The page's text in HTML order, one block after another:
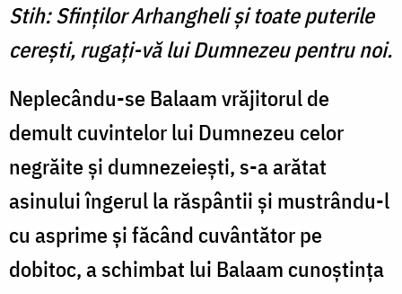
Stih: Sfinţilor Arhangheli şi toate puterile
cereşti, rugaţi-vă lui Dumnezeu pentru noi.
Neplecându-se Balaam vrăjitorul de
demult cuvintelor lui Dumnezeu celor
negrăite şi dumnezeieşti, s-a arătat
asinului îngerul la răspântii şi mustrându-l
cu asprime şi făcând cuvântător pe
dobitoc, a schimbat lui Balaam cunoştinţa